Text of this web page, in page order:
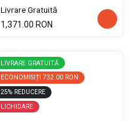
Livrare Gratuită
1,371.00 RON
LIVRARE GRATUITĂ
ECONOMISIȚI 732.00 RON
25% REDUCERE
LICHIDARE